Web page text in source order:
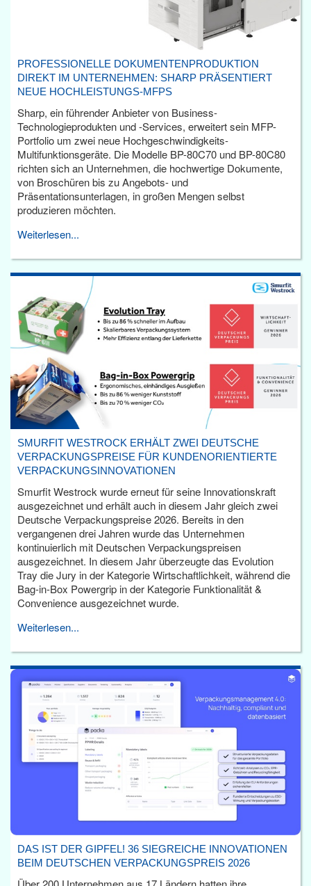
PROFESSIONELLE DOKUMENTENPRODUKTION
DIREKT IM UNTERNEHMEN: SHARP PRÄSENTIERT
NEUE HOCHLEISTUNGS-MFPS
Sharp, ein führender Anbieter von Business-
Technologieprodukten und -Services, erweitert sein MFP-
Portfolio um zwei neue Hochgeschwindigkeits-
Multifunktionsgeräte. Die Modelle BP-80C70 und BP-80C80
richten sich an Unternehmen, die hochwertige Dokumente,
von Broschüren bis zu Angebots- und
Präsentationsunterlagen, in großen Mengen selbst
produzieren möchten.
Weiterlesen...
SMURFIT WESTROCK ERHÄLT ZWEI DEUTSCHE
VERPACKUNGSPREISE FÜR KUNDENORIENTIERTE
VERPACKUNGSINNOVATIONEN
Smurfit Westrock wurde erneut für seine Innovationskraft
ausgezeichnet und erhält auch in diesem Jahr gleich zwei
Deutsche Verpackungspreise 2026. Bereits in den
vergangenen drei Jahren wurde das Unternehmen
kontinuierlich mit Deutschen Verpackungspreisen
ausgezeichnet. In diesem Jahr überzeugte das Evolution
Tray die Jury in der Kategorie Wirtschaftlichkeit, während die
Bag-in-Box Powergrip in der Kategorie Funktionalität &
Convenience ausgezeichnet wurde.
Weiterlesen...
DAS IST DER GIPFEL! 36 SIEGREICHE INNOVATIONEN
BEIM DEUTSCHEN VERPACKUNGSPREIS 2026